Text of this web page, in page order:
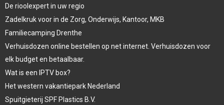
De rioolexpert in uw regio
Zadelkruk voor in de Zorg, Onderwijs, Kantoor, MKB
Familiecamping Drenthe
Verhuisdozen online bestellen op net internet. Verhuisdozen voor
elk budget en betaalbaar.
Wat is een IPTV box?
Het western vakantiepark Nederland
Spuitgieterij SPF Plastics B.V.